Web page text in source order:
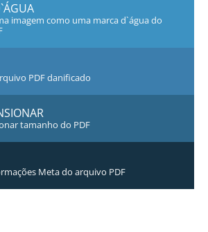
imagem como uma marca d`água do
PDF danificado
tamanho do PDF
Meta do arquivo PDF